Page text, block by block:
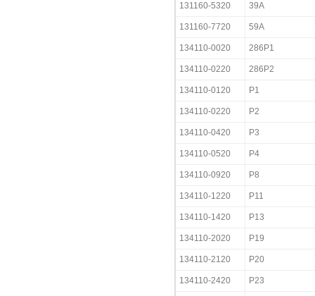
131160-5320 39A
131160-7720 59A
134110-0020 286P1
134110-0220 286P2
134110-0120 P1
134110-0220 P2
134110-0420 P3
134110-0520 P4
134110-0920 P8
134110-1220 P11
134110-1420 P13
134110-2020 P19
134110-2120 P20
134110-2420 P23